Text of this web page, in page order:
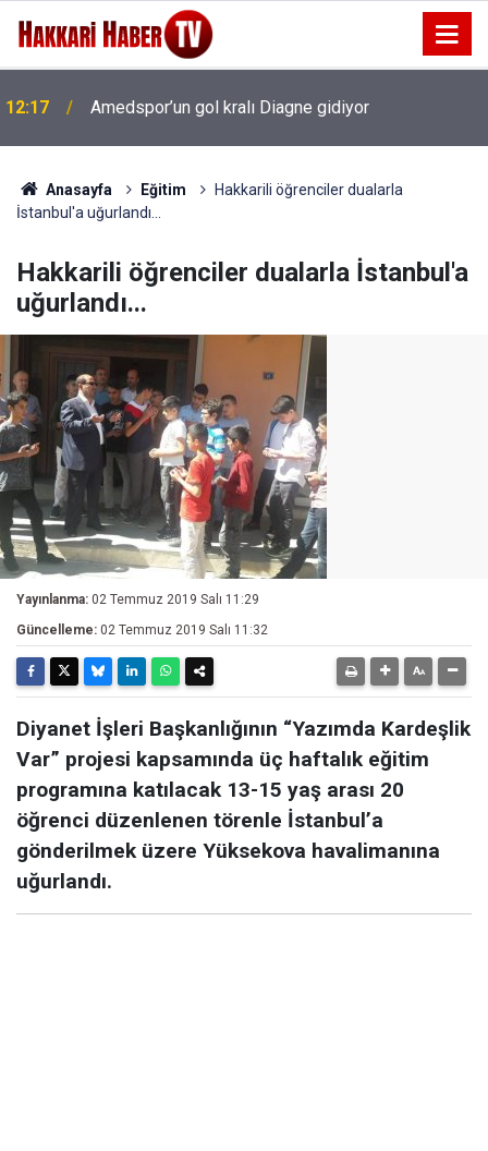
12:09 Milli sanatçı Salih Amedi hayatını kaybetti
Anasayfa Eğitim
Hakkarili öğrenciler dualarla
İstanbul'a uğurlandı...
Hakkarili öğrenciler dualarla İstanbul'a
uğurlandı...
Yayınlanma: 02 Temmuz 2019 Salı 11:29
Güncelleme: 02 Temmuz 2019 Salı 11:32
Diyanet İşleri Başkanlığının “Yazımda Kardeşlik
Var” projesi kapsamında üç haftalık eğitim
programına katılacak 13-15 yaş arası 20
öğrenci düzenlenen törenle İstanbul’a
gönderilmek üzere Yüksekova havalimanına
uğurlandı.